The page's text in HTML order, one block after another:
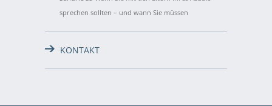
sprechen sollten – und wann Sie müssen
KONTAKT